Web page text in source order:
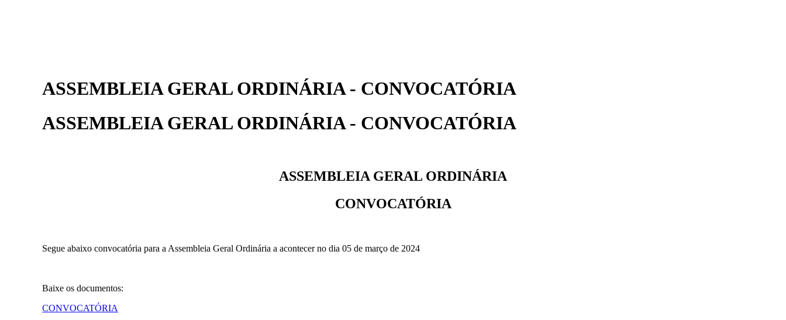
ASSEMBLEIA GERAL ORDINÁRIA - CONVOCATÓRIA
ASSEMBLEIA GERAL ORDINÁRIA - CONVOCATÓRIA
ASSEMBLEIA GERAL ORDINÁRIA
CONVOCATÓRIA
Segue abaixo convocatória para a Assembleia Geral Ordinária a acontecer no dia 05 de março de 2024
Baixe os documentos:
CONVOCATÓRIA